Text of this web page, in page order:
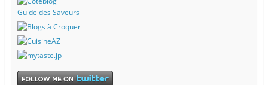
Guide des Saveurs